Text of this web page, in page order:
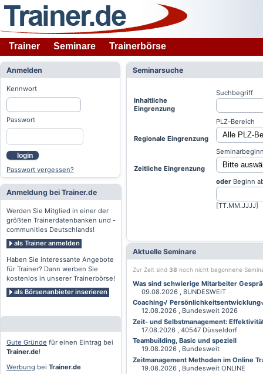
Trainer Seminare Trainerbörse
Anmelden
Kennwort
Passwort
login
Passwort vergessen?
Anmeldung bei Trainer.de
Werden Sie Mitglied in einer der
größten Trainerdatenbanken und -
communities Deutschlands!
als Trainer anmelden
Haben Sie interessante Angebote
für Trainer? Dann werben Sie
kostenlos in unserer Trainerbörse!
als Börsenanbieter inserieren
Gute Gründe für einen Eintrag bei
Trainer.de!
Werbung bei Trainer.de
Seminarsuche
Inhaltliche
Eingrenzung
Suchbegriff
Regionale Eingrenzung
PLZ-Bereich
Zeitliche Eingrenzung
oder Beginn
[TT.MM.JJJJ]
Aktuelle Seminare
Zur Zeit sind 38 noch nicht begonnene
Was sind schwierige Mitarbeiter
09.08.2026 , BUNDESWEIT
Coaching√
12.08.2026 , Bundesweit 2026
Zeit- und Selbstmanagement:
17.08.2026 , 40547 Düsseldorf
Teambuilding, Basic und speziell
19.08.2026 , Bundesweit
Zeitmanagement Methoden im Online
19.08.2026 , Bundesweit ONLINE